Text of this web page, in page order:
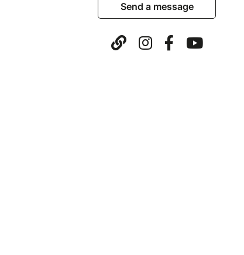
Send a message